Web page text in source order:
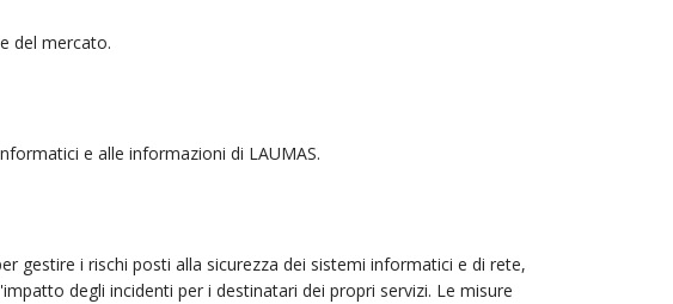
del mercato.
e alle informazioni di LAUMAS.
gestire i rischi posti alla sicurezza dei sistemi informatici e di rete,
degli incidenti per i destinatari dei propri servizi. Le misure